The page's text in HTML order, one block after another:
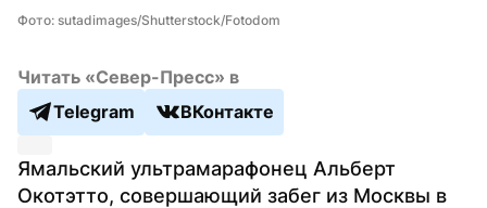
Фото: sutadimages/Shutterstock/Fotodom
Читать «Север-Пресс» в
Telegram
ВКонтакте
Ямальский ультрамарафонец Альберт
Окотэтто, совершающий забег из Москвы в